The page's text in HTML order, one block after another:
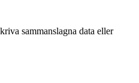
sammanslagna data eller